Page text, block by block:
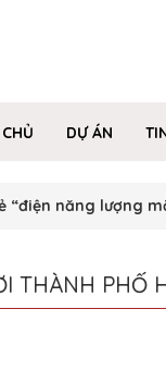
DỰ ÁN
“điện năng lượng
THÀNH PHỐ